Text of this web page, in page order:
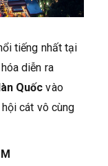
tiếng nhất tại
diễn ra
Quốc vào
cát vô cùng